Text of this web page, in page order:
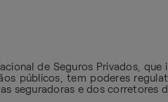
de Seguros Privados, que
públicos, tem poderes
seguradoras e dos corretores